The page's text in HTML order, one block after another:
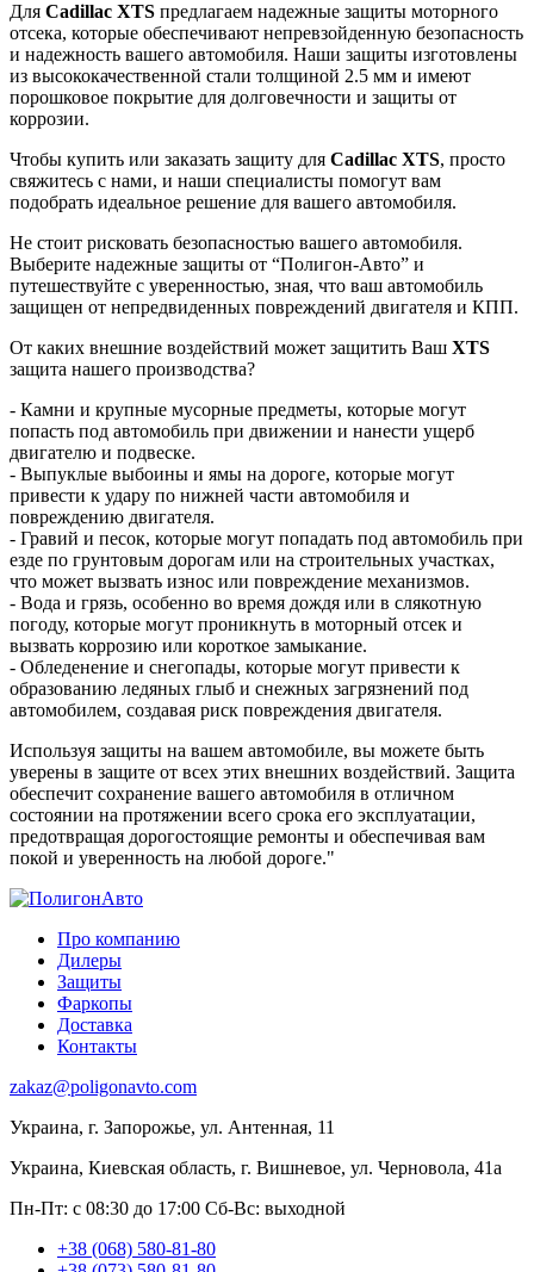
Для Cadillac XTS предлагаем надежные защиты моторного
отсека, которые обеспечивают непревзойденную безопасность
и надежность вашего автомобиля. Наши защиты изготовлены
из высококачественной стали толщиной 2.5 мм и имеют
порошковое покрытие для долговечности и защиты от
коррозии.
Чтобы купить или заказать защиту для Cadillac XTS, просто
свяжитесь с нами, и наши специалисты помогут вам
подобрать идеальное решение для вашего автомобиля.
Не стоит рисковать безопасностью вашего автомобиля.
Выберите надежные защиты от “Полигон-Авто” и
путешествуйте с уверенностью, зная, что ваш автомобиль
защищен от непредвиденных повреждений двигателя и КПП.
От каких внешние воздействий может защитить Ваш XTS
защита нашего производства?
- Камни и крупные мусорные предметы, которые могут
попасть под автомобиль при движении и нанести ущерб
двигателю и подвеске.
- Выпуклые выбоины и ямы на дороге, которые могут
привести к удару по нижней части автомобиля и
повреждению двигателя.
- Гравий и песок, которые могут попадать под автомобиль при
езде по грунтовым дорогам или на строительных участках,
что может вызвать износ или повреждение механизмов.
- Вода и грязь, особенно во время дождя или в слякотную
погоду, которые могут проникнуть в моторный отсек и
вызвать коррозию или короткое замыкание.
- Обледенение и снегопады, которые могут привести к
образованию ледяных глыб и снежных загрязнений под
автомобилем, создавая риск повреждения двигателя.
Используя защиты на вашем автомобиле, вы можете быть
уверены в защите от всех этих внешних воздействий. Защита
обеспечит сохранение вашего автомобиля в отличном
состоянии на протяжении всего срока его эксплуатации,
предотвращая дорогостоящие ремонты и обеспечивая вам
покой и уверенность на любой дороге."
Про компанию
Дилеры
Защиты
Фаркопы
Доставка
Контакты
zakaz@poligonavto.com
Украина, г. Запорожье, ул. Антенная, 11
Украина, Киевская область, г. Вишневое, ул. Черновола, 41а
Пн-Пт: с 08:30 до 17:00 Сб-Вс: выходной
+38 (068) 580-81-80